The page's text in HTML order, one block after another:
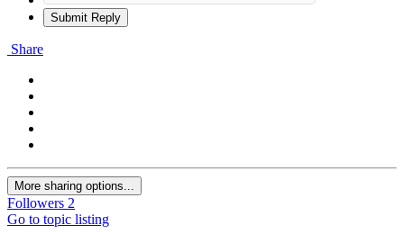
Submit Reply
Share
More sharing options...
Followers 2
Go to topic listing